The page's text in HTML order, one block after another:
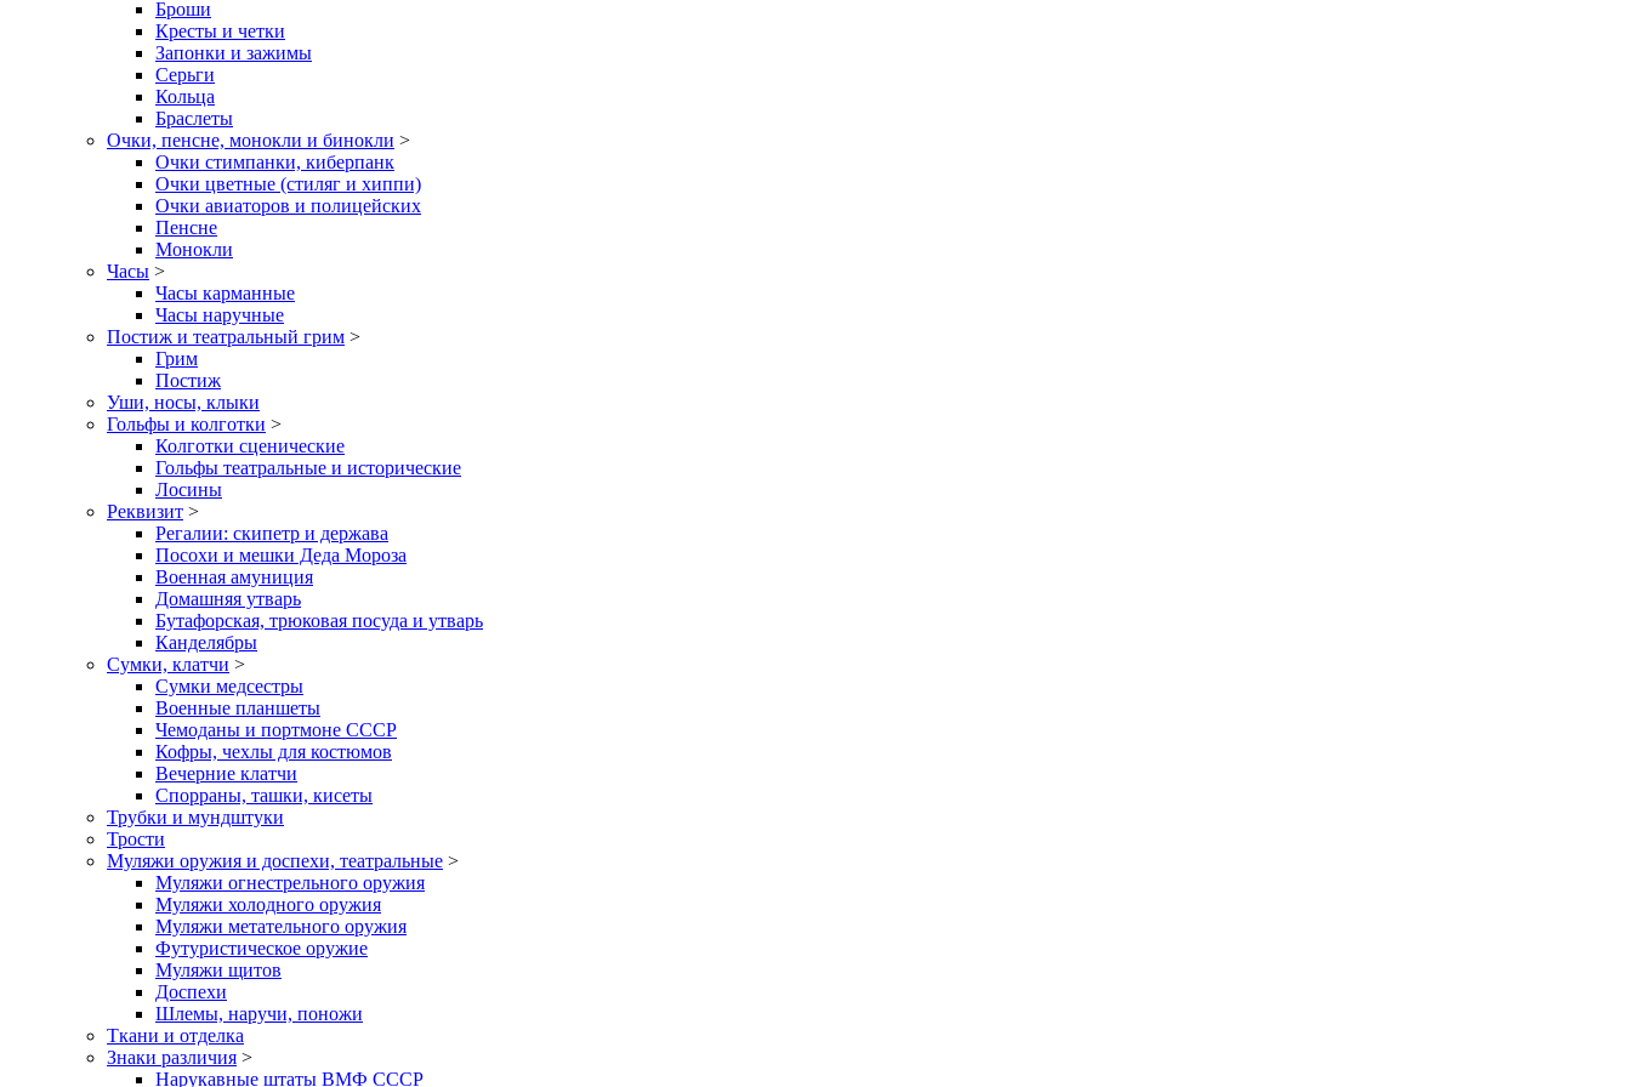
Броши
Кресты и четки
Запонки и зажимы
Серьги
Кольца
Браслеты
Очки, пенсне, монокли и бинокли >
Очки стимпанки, киберпанк
Очки цветные (стиляг и хиппи)
Очки авиаторов и полицейских
Пенсне
Монокли
Часы >
Часы карманные
Часы наручные
Постиж и театральный грим >
Грим
Постиж
Уши, носы, клыки
Гольфы и колготки >
Колготки сценические
Гольфы театральные и исторические
Лосины
Реквизит >
Регалии: скипетр и держава
Посохи и мешки Деда Мороза
Военная амуниция
Домашняя утварь
Бутафорская, трюковая посуда и утварь
Канделябры
Сумки, клатчи >
Сумки медсестры
Военные планшеты
Чемоданы и портмоне СССР
Кофры, чехлы для костюмов
Вечерние клатчи
Спорраны, ташки, кисеты
Трубки и мундштуки
Трости
Муляжи оружия и доспехи, театральные >
Муляжи огнестрельного оружия
Муляжи холодного оружия
Муляжи метательного оружия
Футуристическое оружие
Муляжи щитов
Доспехи
Шлемы, наручи, поножи
Ткани и отделка
Знаки различия >
Нарукавные штаты ВМФ СССР